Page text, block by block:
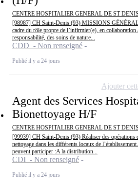
CENTRE HOSPITALIER GENERAL DE ST
[98987] CH Saint-Denis (93) MISSIONS
cadre du rôle propre de l’infirmier(e), en collaboration
responsabilité, des soins de nature...
CDD - Non renseigné
Publié il y a 24 jours
Agent des Services
Bionettoyage H/F
CENTRE HOSPITALIER GENERAL DE ST
[99939] CH Saint-Denis (93) Réaliser des opérations
nettoyage dans les différents locaux de
peuvent participer :A la distribution...
CDI - Non renseigné
Publié il y a 24 jours
Ajouter